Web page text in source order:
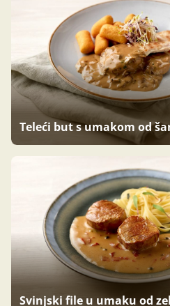
Teleći but s umakom od
Svinjski file u umaku od